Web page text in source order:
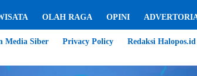
OLAH RAGA OPINI
Media Siber Privacy Policy Redaksi Halopos.id